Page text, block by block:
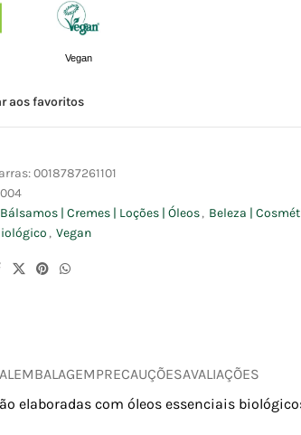
Vegan
aos favoritos
0018787261101
Bálsamos | Cremes | Loções | Óleos, Beleza |
, Vegan
EMBALAGEMPRECAUÇÕESAVALIAÇÕES
elaboradas com óleos essenciais